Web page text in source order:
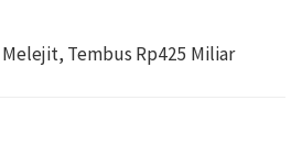
Tembus Rp425 Miliar